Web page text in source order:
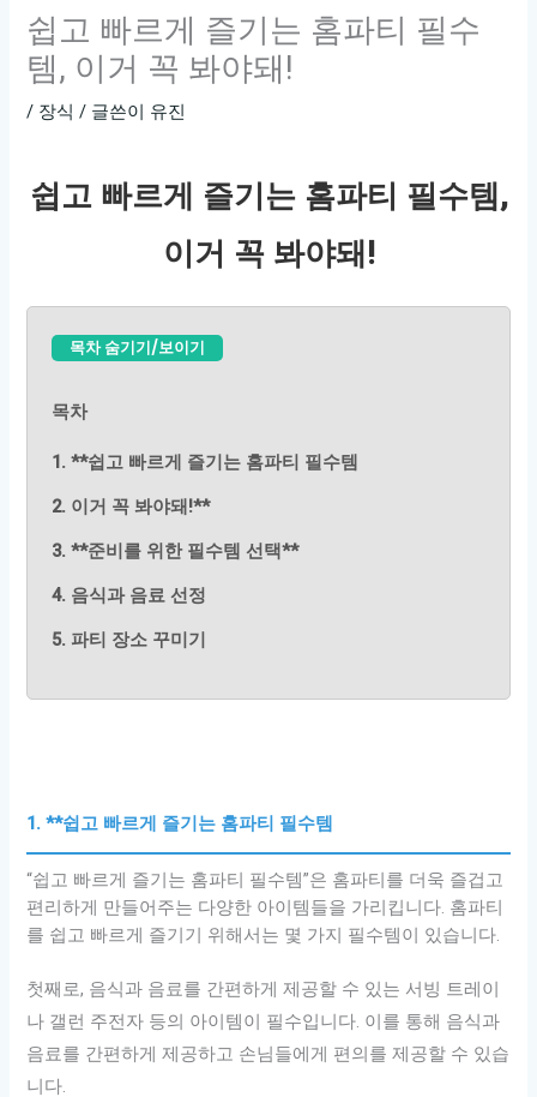
쉽고 빠르게 즐기는 홈파티 필수
템, 이거 꼭 봐야돼!
/ 장식 / 글쓴이 유진
쉽고 빠르게 즐기는 홈파티 필수템,
이거 꼭 봐야돼!
목차 숨기기/보이기
목차
1. **쉽고 빠르게 즐기는 홈파티 필수템
2. 이거 꼭 봐야돼!**
3. **준비를 위한 필수템 선택**
4. 음식과 음료 선정
5. 파티 장소 꾸미기
1. **쉽고 빠르게 즐기는 홈파티 필수템
“쉽고 빠르게 즐기는 홈파티 필수템”은 홈파티를 더욱 즐겁고
편리하게 만들어주는 다양한 아이템들을 가리킵니다. 홈파티
를 쉽고 빠르게 즐기기 위해서는 몇 가지 필수템이 있습니다.
첫째로, 음식과 음료를 간편하게 제공할 수 있는 서빙 트레이
나 갤런 주전자 등의 아이템이 필수입니다. 이를 통해 음식과
음료를 간편하게 제공하고 손님들에게 편의를 제공할 수 있습
니다.